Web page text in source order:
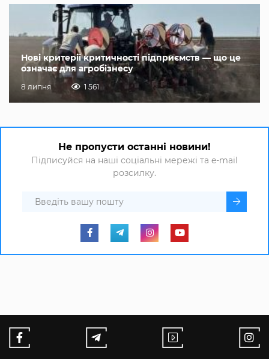
Нові критерії критичності підприємств — що це
означає для агробізнесу
8 липня 1 561
Не пропусти останні новини!
Підписуйся на наші соціальні мережі та e-mail
розсилку.